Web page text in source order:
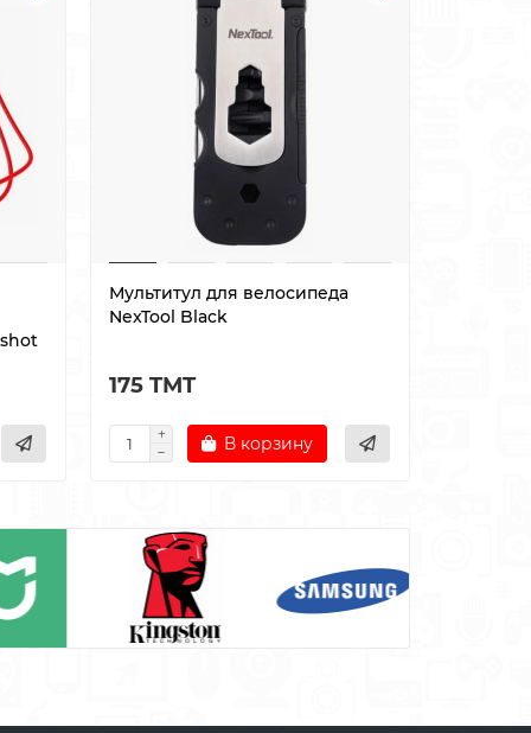
Мультитул для велосипеда
NexTool Black
175 TMT
В корзину